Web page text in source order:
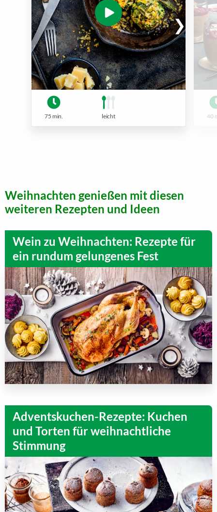
75 min. leicht 40
Weihnachten genießen mit diesen
weiteren Rezepten und Ideen
Wein zu Weihnachten: Rezepte für
ein rundum gelungenes Fest
Adventskuchen-Rezepte: Kuchen
und Torten für weihnachtliche
Stimmung